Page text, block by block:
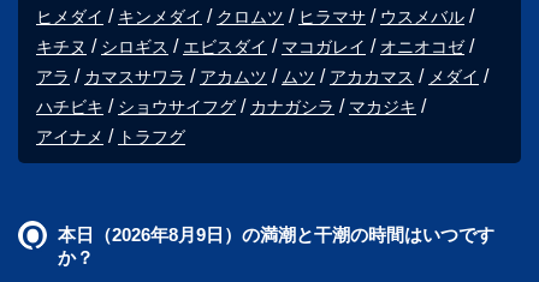
ヒメダイ
キンメダイ クロムツ ヒラマサ
ウスメバル
キチヌ
シロギス エビスダイ マコガレイ
オニオコゼ
アラ
カマスサワラ アカムツ ムツ アカカマス
メダイ
ハチビキ
ショウサイフグ カナガシラ
マカジキ
アイナメ
トラフグ
本日（2026年8月9日）の満潮と干潮の時間はいつです
か？